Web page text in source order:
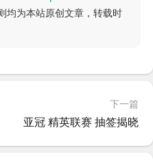
均为本站原创文章，转载时
下一篇
亚冠 精英联赛 抽签揭晓